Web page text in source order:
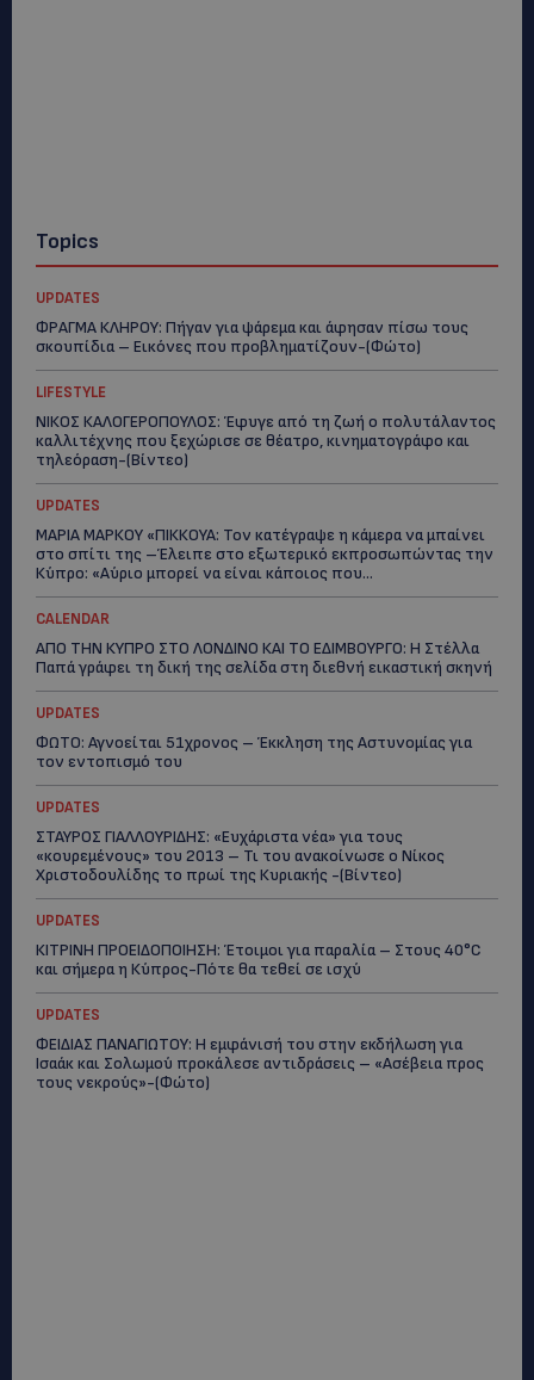
Topics
UPDATES
ΦΡΑΓΜΑ ΚΛΗΡΟΥ: Πήγαν για ψάρεμα και άφησαν πίσω τους
σκουπίδια – Εικόνες που προβληματίζουν-(Φώτο)
LIFESTYLE
ΝΙΚΟΣ ΚΑΛΟΓΕΡΟΠΟΥΛΟΣ: Έφυγε από τη ζωή ο πολυτάλαντος
καλλιτέχνης που ξεχώρισε σε θέατρο, κινηματογράφο και
τηλεόραση-(Bίντεο)
UPDATES
ΜΑΡΙΑ ΜΑΡΚΟΥ «ΠΙΚΚΟΥΑ: Τον κατέγραψε η κάμερα να μπαίνει
στο σπίτι της –Έλειπε στο εξωτερικό εκπροσωπώντας την
Κύπρο: «Αύριο μπορεί να είναι κάποιος που...
CALENDAR
ΑΠΟ ΤΗΝ ΚΥΠΡΟ ΣΤΟ ΛΟΝΔΙΝΟ ΚΑΙ ΤΟ ΕΔΙΜΒΟΥΡΓΟ: Η Στέλλα
Παπά γράφει τη δική της σελίδα στη διεθνή εικαστική σκηνή
UPDATES
ΦΩΤΟ: Αγνοείται 51χρονος – Έκκληση της Αστυνομίας για
τον εντοπισμό του
UPDATES
ΣΤΑΥΡΟΣ ΓΙΑΛΛΟΥΡΙΔΗΣ: «Ευχάριστα νέα» για τους
«κουρεμένους» του 2013 – Τι του ανακοίνωσε ο Νίκος
Χριστοδουλίδης το πρωί της Κυριακής -(Βίντεο)
UPDATES
ΚΙΤΡΙΝΗ ΠΡΟΕΙΔΟΠΟΙΗΣΗ: Έτοιμοι για παραλία – Στους 40°C
και σήμερα η Κύπρος-Πότε θα τεθεί σε ισχύ
UPDATES
ΦΕΙΔΙΑΣ ΠΑΝΑΓΙΩΤΟΥ: Η εμφάνισή του στην εκδήλωση για
Ισαάκ και Σολωμού προκάλεσε αντιδράσεις – «Ασέβεια προς
τους νεκρούς»-(Φώτο)